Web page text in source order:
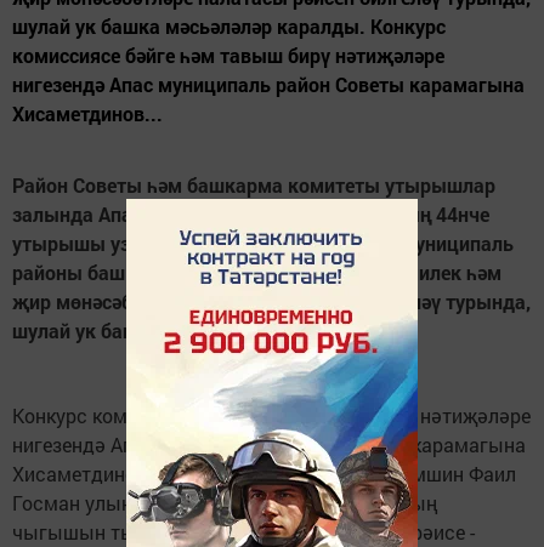
шулай ук башка мәсьәләләр каралды. Конкурс
комиссиясе бәйге һәм тавыш бирү нәтиҗәләре
нигезендә Апас муниципаль район Советы карамагына
Хисаметдинов...
Район Советы һәм башкарма комитеты утырышлар
залында Апас муниципаль район Советының 44нче
утырышы узды. Көн тәртибе буенча Апас муниципаль
районы башкарма комитеты җитәкчесен, милек һәм
җир мөнәсәбәтләре палатасы рәисен билгеләү турында,
шулай ук башка мәсьәләләр каралды.
Конкурс комиссиясе бәйге һәм тавыш бирү нәтиҗәләре
нигезендә Апас муниципаль район Советы карамагына
Хисаметдинов Равил Фәрит улын һәм Курамшин Фаил
Госман улын тәкъдим итте. Һәр кандидатның
чыгышын тыңлаганнан соң, район Советы рәисе -